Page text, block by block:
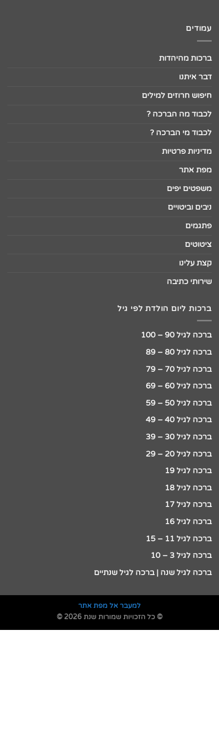
עמודים
ברכות מהיהדות
דבר איתנו
חיפוש חרוזים למילים
לכבוד מה הברכה ?
לכבוד מי הברכה ?
מדיניות פרטיות
מפת אתר
משפטים יפים
ניבים וביטויים
פתגמים
ציטוטים
קצת עלינו
שירותי כתיבה
ברכות ליום הולדת לפי גיל
ברכה לגיל 90 – 100
ברכה לגיל 80 – 89
ברכה לגיל 70 – 79
ברכה לגיל 60 – 69
ברכה לגיל 50 – 59
ברכה לגיל 40 – 49
ברכה לגיל 30 – 39
ברכה לגיל 20 – 29
ברכה לגיל 19
ברכה לגיל 18
ברכה לגיל 17
ברכה לגיל 16
ברכה לגיל 11 – 15
ברכה לגיל 3 – 10
ברכה לגיל שנה | ברכה לגיל שנתיים
למעבר אל מפת אתר
© כל הזכויות שמורות שנת 2026 ©